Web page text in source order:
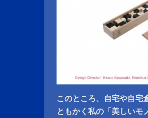
このところ、自宅や自宅
ともかく私の「美しいモ